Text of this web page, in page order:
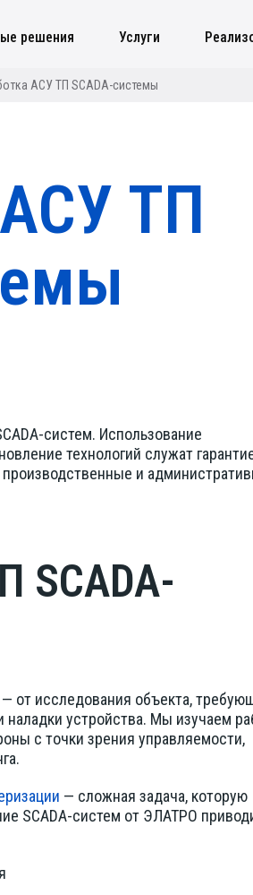
решения Услуги
АСУ ТП SCADA-системы
ТП
систем. Использование
технологий служат
и
SCADA-
от исследования объекта,
устройства. Мы изучаем
с точки зрения управляемости,
— сложная задача, которую
SCADA-систем от ЭЛАТРО